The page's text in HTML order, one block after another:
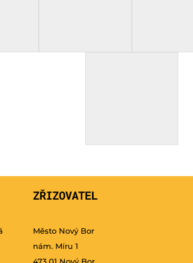
ZŘIZOVATEL
Město Nový Bor
nám. Míru 1